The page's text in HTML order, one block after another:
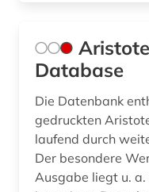
naher osten (1)
name (1)
Database
Die Datenbank
gedruckten
laufend durch
Der besondere
Ausgabe liegt u.